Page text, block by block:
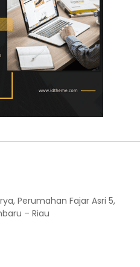
Perumahan Fajar Asri 5,
– Riau